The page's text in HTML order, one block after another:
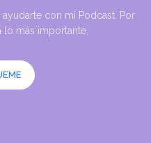
con mi Podcast. Por
lo más importante.